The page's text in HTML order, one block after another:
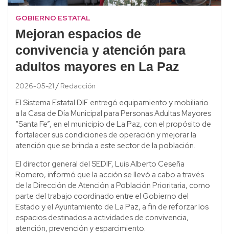
GOBIERNO ESTATAL
Mejoran espacios de
convivencia y atención para
adultos mayores en La Paz
2026-05-21 Redacción
El Sistema Estatal DIF entregó equipamiento y mobiliario
a la Casa de Día Municipal para Personas Adultas Mayores
“Santa Fe”, en el municipio de La Paz, con el propósito de
fortalecer sus condiciones de operación y mejorar la
atención que se brinda a este sector de la población.
El director general del SEDIF, Luis Alberto Ceseña
Romero, informó que la acción se llevó a cabo a través
de la Dirección de Atención a Población Prioritaria, como
parte del trabajo coordinado entre el Gobierno del
Estado y el Ayuntamiento de La Paz, a fin de reforzar los
espacios destinados a actividades de convivencia,
atención, prevención y esparcimiento.